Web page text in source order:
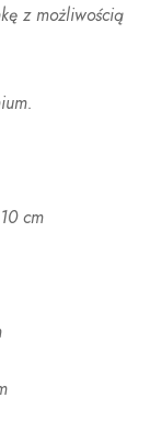
z możliwością
cm